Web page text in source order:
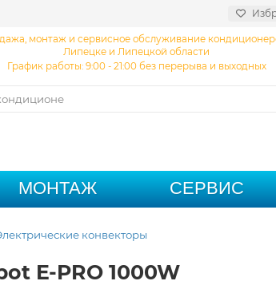
монтаж и сервисное обслуживание
Липецке и Липецкой области
График работы: 9:00 - 21:00 без перерыва и выходных
МОНТАЖ СЕРВИС
конвекторы
E-PRO 1000W